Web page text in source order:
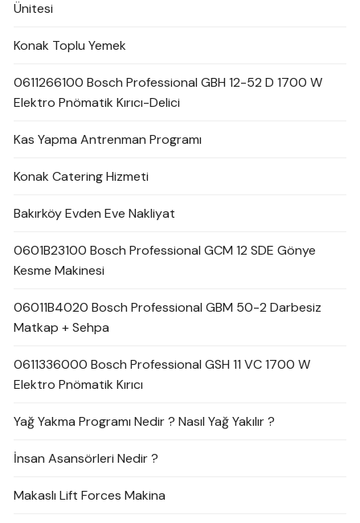
Ünitesi
Konak Toplu Yemek
0611266100 Bosch Professional GBH 12-52 D 1700 W
Elektro Pnömatik Kırıcı-Delici
Kas Yapma Antrenman Programı
Konak Catering Hizmeti
Bakırköy Evden Eve Nakliyat
0601B23100 Bosch Professional GCM 12 SDE Gönye
Kesme Makinesi
06011B4020 Bosch Professional GBM 50-2 Darbesiz
Matkap + Sehpa
0611336000 Bosch Professional GSH 11 VC 1700 W
Elektro Pnömatik Kırıcı
Yağ Yakma Programı Nedir ? Nasıl Yağ Yakılır ?
İnsan Asansörleri Nedir ?
Makaslı Lift Forces Makina